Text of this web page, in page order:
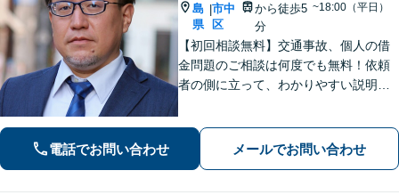
島
県
|市中
区
から徒歩5
分
~18:00（平日）
【初回相談無料】交通事故、個人の借
金問題のご相談は何度でも無料！依頼
者の側に立って、わかりやすい説明を
軽にご相談ください【WEB面談可】
【広島電鉄舟入町駅・土橋駅徒歩5分】
電話でお問い合わせ メールでお問い合わせ